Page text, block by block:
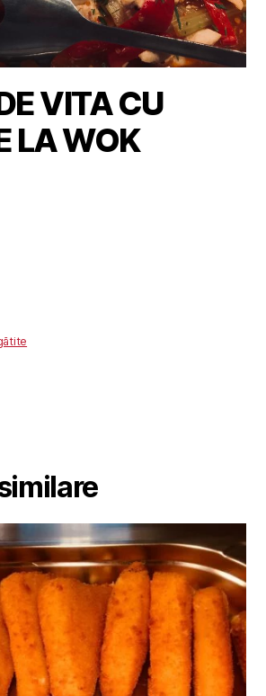
VITA CU
LA WOK